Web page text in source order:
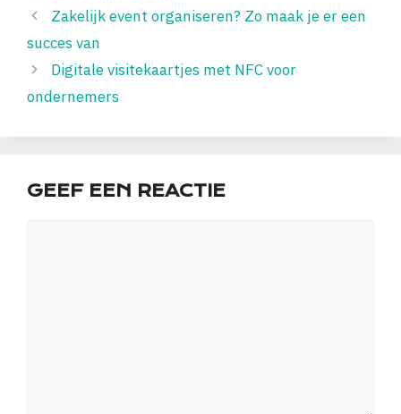
Zakelijk event organiseren? Zo maak je er een
succes van
Digitale visitekaartjes met NFC voor
ondernemers
GEEF EEN REACTIE